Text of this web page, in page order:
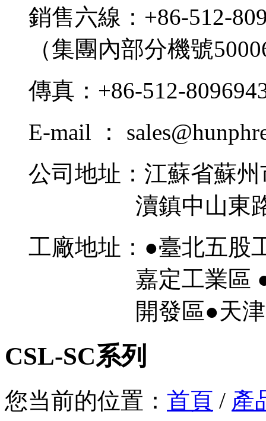
銷售六線：+86-512-
（集團內部分機號
傳真：+86-512-
E-mail ：
公司地址：江蘇省蘇
瀆鎮中山東路
工廠地址：●臺北五股
嘉定工業區 ●
開發區●天津濱
CSL-SC系列
您当前的位置： 首頁 / 產